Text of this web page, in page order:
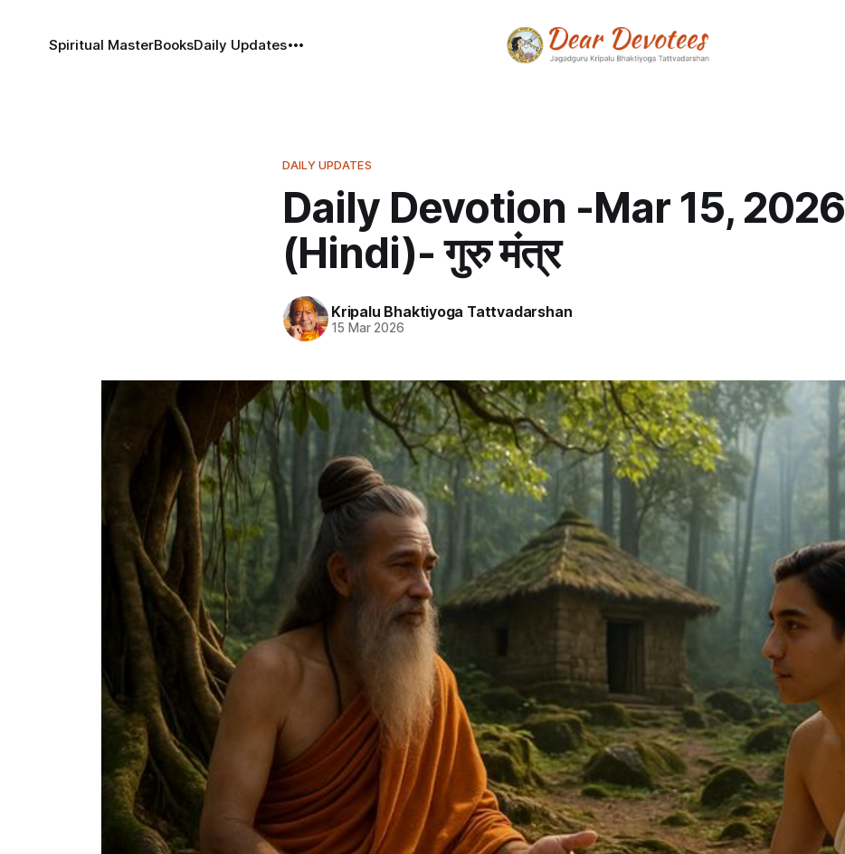
Spiritual MasterBooksDaily Updates
DAILY UPDATES
Daily Devotion -Mar 15, 2026
(Hindi)- गुरु मंत्र
Kripalu Bhaktiyoga Tattvadarshan
15 Mar 2026